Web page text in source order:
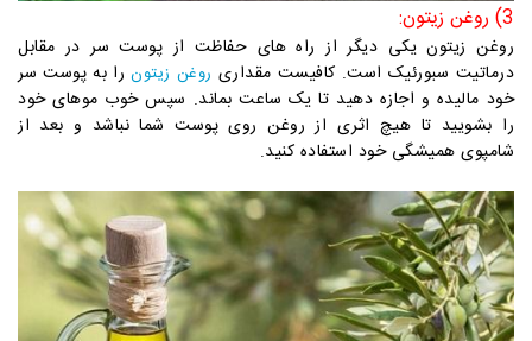
3) روغن زیتون:
روغن زیتون یکی دیگر از راه های حفاظت از پوست سر در مقابل
درماتیت سبورئیک است. کافیست مقداری روغن زیتونرا به پوست سر
خود مالیده و اجازه دهید تا یک ساعت بماند. سپس خوب موهای خود
را بشویید تا هیچ اثری از روغن روی پوست شما نباشد و بعد از
شامپوی همیشگی خود استفاده کنید.